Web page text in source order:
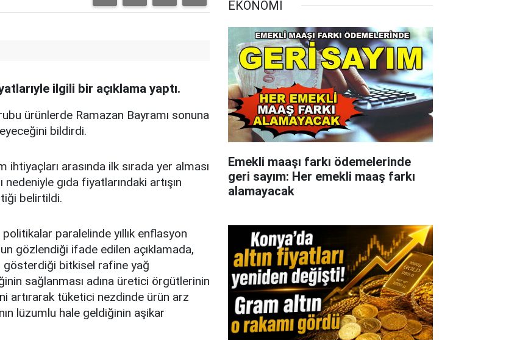
ilgili bir açıklama yaptı.
ürünlerde Ramazan Bayramı sonuna
bildirdi.
arasında ilk sırada yer alması
gıda fiyatlarındaki artışın
belirtildi.
paralelinde yıllık enflasyon
gözlendiği ifade edilen açıklamada,
gösterdiği bitkisel rafine yağ
sağlanması adına üretici örgütlerinin
artırarak tüketici nezdinde ürün arz
lüzumlu hale geldiğinin aşikar
EKONOMİ
Emekli maaşı farkı ödemelerinde
geri sayım: Her emekli maaş farkı
alamayacak